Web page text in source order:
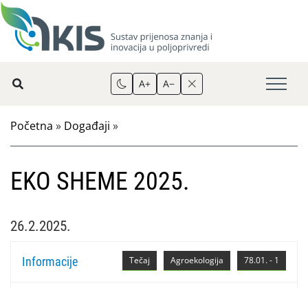
A+ A−
Početna » Događaji »
EKO SHEME 2025.
26.2.2025.
78.01. - 1
Agroekologija
Tečaj
Informacije